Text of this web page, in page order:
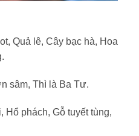
Quả lê, Cây bạc hà, Hoa
sâm, Thì là Ba Tư.
Hổ phách, Gỗ tuyết tùng,